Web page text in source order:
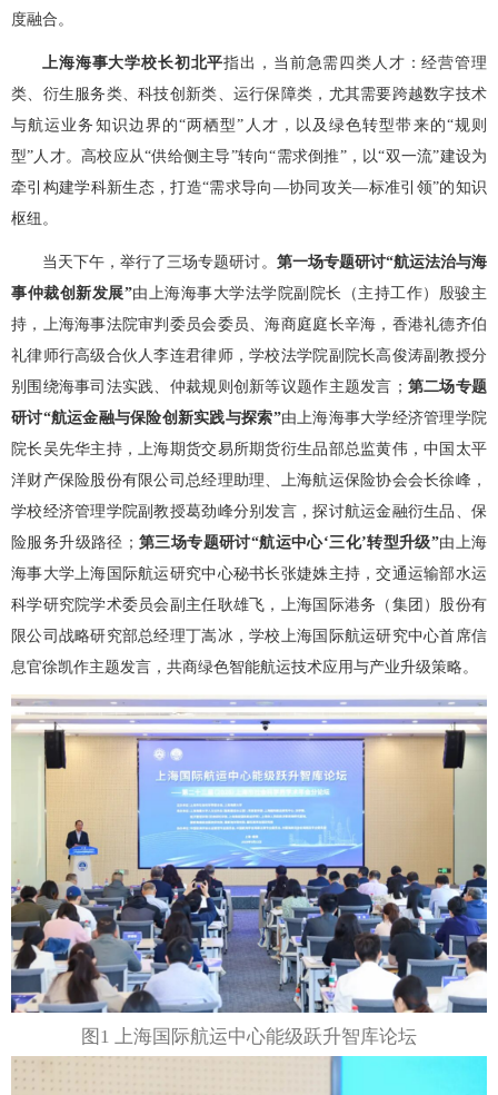
度融合。
上海海事大学校长初北平指出，当前急需四类人才：经营管理
类、衍生服务类、科技创新类、运行保障类，尤其需要跨越数字技术
与航运业务知识边界的“两栖型”人才，以及绿色转型带来的“规则
型”人才。高校应从“供给侧主导”转向“需求倒推”，以“双一流”建设为
牵引构建学科新生态，打造“需求导向—协同攻关—标准引领”的知识
枢纽。
当天下午，举行了三场专题研讨。 第一场专题研讨“航运法治与海
事仲裁创新发展”由上海海事大学法学院副院长（主持工作）殷骏主
持，上海海事法院审判委员会委员、海商庭庭长辛海，香港礼德齐伯
礼律师行高级合伙人李连君律师，学校法学院副院长高俊涛副教授分
别围绕海事司法实践、仲裁规则创新等议题作主题发言； 第二场专题
研讨“航运金融与保险创新实践与探索”由上海海事大学经济管理学院
院长吴先华主持，上海期货交易所期货衍生品部总监黄伟，中国太平
洋财产保险股份有限公司总经理助理、上海航运保险协会会长徐峰，
学校经济管理学院副教授葛劲峰分别发言，探讨航运金融衍生品、保
险服务升级路径； 第三场专题研讨“航运中心‘三化’转型升级”由上海
海事大学上海国际航运研究中心秘书长张婕姝主持，交通运输部水运
科学研究院学术委员会副主任耿雄飞，上海国际港务（集团）股份有
限公司战略研究部总经理丁嵩冰，学校上海国际航运研究中心首席信
息官徐凯作主题发言，共商绿色智能航运技术应用与产业升级策略。
图1 上海国际航运中心能级跃升智库论坛